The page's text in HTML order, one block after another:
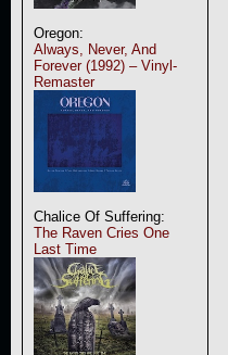
Oregon:
Always, Never, And
Forever (1992) – Vinyl-
Remaster
Chalice Of Suffering:
The Raven Cries One
Last Time